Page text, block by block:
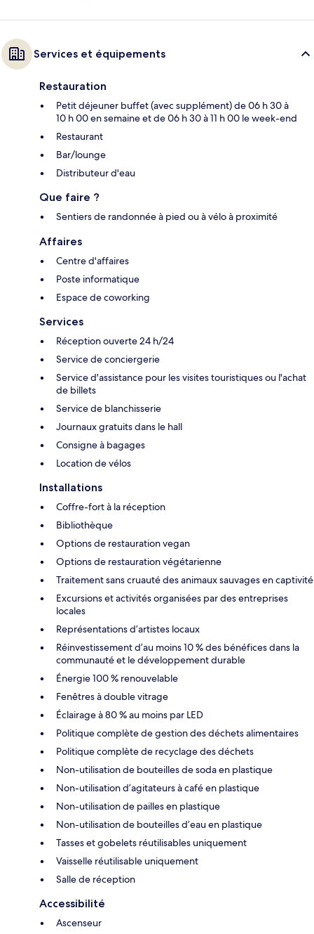
Services et équipements
Restauration
Petit déjeuner buffet (avec supplément) de 06 h 30 à
10 h 00 en semaine et de 06 h 30 à 11 h 00 le week-end
Restaurant
Bar/lounge
Distributeur d'eau
Que faire ?
Sentiers de randonnée à pied ou à vélo à proximité
Affaires
Centre d'affaires
Poste informatique
Espace de coworking
Services
Réception ouverte 24 h/24
Service de conciergerie
Service d'assistance pour les visites touristiques ou l'achat
de billets
Service de blanchisserie
Journaux gratuits dans le hall
Consigne à bagages
Location de vélos
Installations
Coffre-fort à la réception
Bibliothèque
Options de restauration vegan
Options de restauration végétarienne
Traitement sans cruauté des animaux sauvages en captivité
Excursions et activités organisées par des entreprises
locales
Représentations d’artistes locaux
Réinvestissement d’au moins 10 % des bénéfices dans la
communauté et le développement durable
Énergie 100 % renouvelable
Fenêtres à double vitrage
Éclairage à 80 % au moins par LED
Politique complète de gestion des déchets alimentaires
Politique complète de recyclage des déchets
Non-utilisation de bouteilles de soda en plastique
Non-utilisation d’agitateurs à café en plastique
Non-utilisation de pailles en plastique
Non-utilisation de bouteilles d’eau en plastique
Tasses et gobelets réutilisables uniquement
Vaisselle réutilisable uniquement
Salle de réception
Accessibilité
Ascenseur